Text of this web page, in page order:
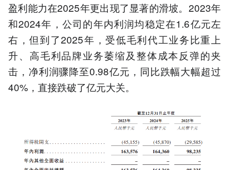
盈利能力在2025年更出现了显著的滑坡。2023年
和2024年，公司的年内利润均稳定在1.6亿元左
右，但到了2025年，受低毛利代工业务比重上
升、高毛利品牌业务萎缩及整体成本反弹的夹
击，净利润骤降至0.98亿元，同比跌幅大幅超过
40%，直接跌破了亿元大关。